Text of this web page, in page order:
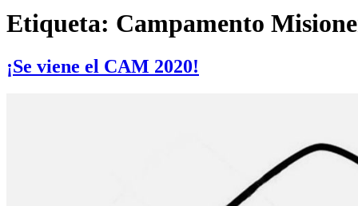
Etiqueta: Campamento
¡Se viene el CAM 2020!